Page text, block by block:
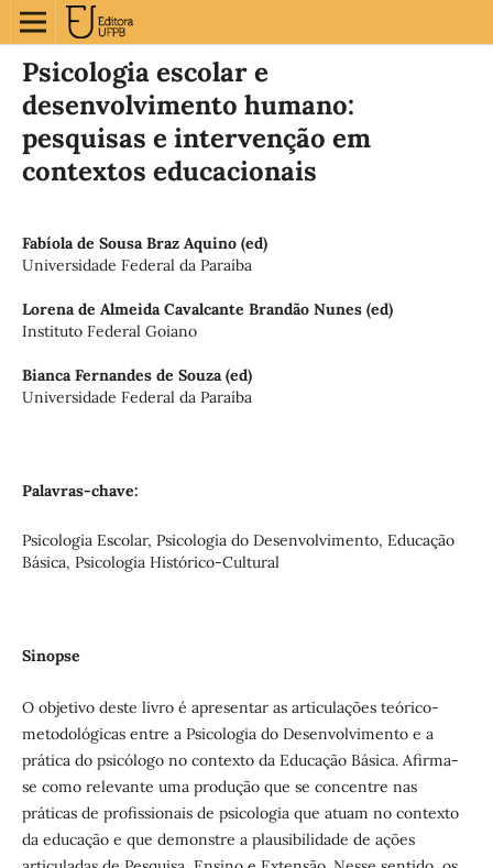
Psicologia escolar e
desenvolvimento humano:
pesquisas e intervenção em
contextos educacionais
Fabíola de Sousa Braz Aquino (ed)
Universidade Federal da Paraíba
Lorena de Almeida Cavalcante Brandão Nunes (ed)
Instituto Federal Goiano
Bianca Fernandes de Souza (ed)
Universidade Federal da Paraíba
Palavras-chave:
Psicologia Escolar, Psicologia do Desenvolvimento, Educação
Básica, Psicologia Histórico-Cultural
Sinopse
O objetivo deste livro é apresentar as articulações teórico-
metodológicas entre a Psicologia do Desenvolvimento e a
prática do psicólogo no contexto da Educação Básica. Afirma-
se como relevante uma produção que se concentre nas
práticas de profissionais de psicologia que atuam no contexto
da educação e que demonstre a plausibilidade de ações